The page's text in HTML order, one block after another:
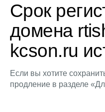
Срок
домена
kcson.ru
Если вы хотите
продление в разделе